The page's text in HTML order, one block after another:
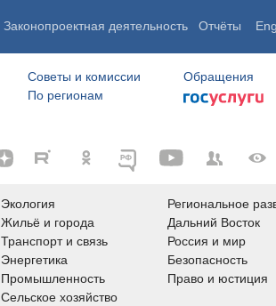
Законопроектная деятельность Отчёты Eng
Советы и комиссии
По регионам
Обращения
Экология
Жильё и города
Транспорт и связь
Энергетика
Промышленность
Сельское хозяйство
Региональное
Дальний Восток
Россия и мир
Безопасность
Право и юстиция